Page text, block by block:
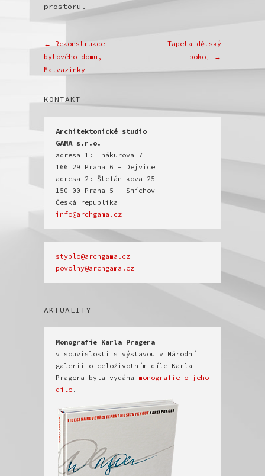
prostoru.
← Rekonstrukce
bytového domu,
Malvazinky
Tapeta dětský
pokoj →
KONTAKT
Architektonické studio
GAMA s.r.o.
adresa 1: Thákurova 7
166 29 Praha 6 - Dejvice
adresa 2: Štefánikova 25
150 00 Praha 5 - Smíchov
info@archgama.cz
povolny@archgama.cz
AKTUALITY
v souvislosti s výstavou v Národní
galerii o celoživotním díle Karla
Pragera byla vydána monografie o jeho
díle